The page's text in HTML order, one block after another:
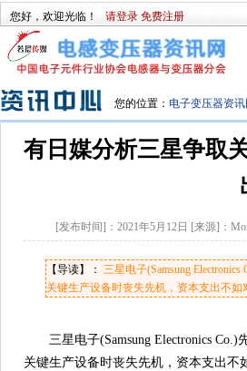
您好，欢迎光临！ 请登录 免费注册
您的位置： 电子变压器资讯
有日媒分析三星争取
[发布时间]： 2021年5月12日 [来源]：
【导读】： 三星电子(Samsung
关键生产设备时丧失先机，资本支出不
三星电子(Samsung Electronics Co.)
关键生产设备时丧失先机，资本支出